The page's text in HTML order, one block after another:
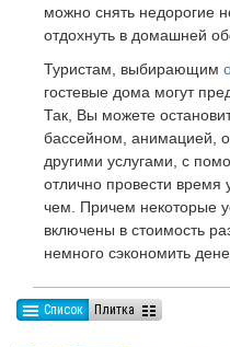
можно снять недорогие
отдохнуть в домашней
Туристам, выбирающим
гостевые дома могут
Так, Вы можете
бассейном, анимацией,
другими услугами, с
отлично провести
чем. Причем некоторые
включены в стоимость
немного сэкономить
Список Плитка